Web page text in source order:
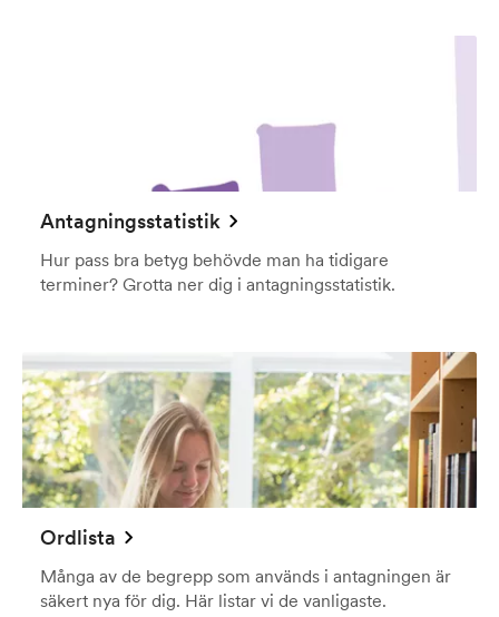
Antagningsstatistik
Hur pass bra betyg behövde man ha tidigare
terminer? Grotta ner dig i antagningsstatistik.
Ordlista
Många av de begrepp som används i antagningen är
säkert nya för dig. Här listar vi de vanligaste.